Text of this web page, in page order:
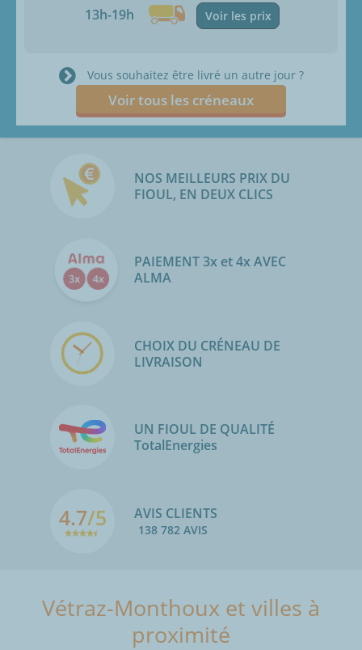
13h-19h Voir les prix
Vous souhaitez être livré un autre jour ?
Voir tous les créneaux
NOS MEILLEURS PRIX DU
FIOUL, EN DEUX CLICS
PAIEMENT 3x et 4x AVEC
ALMA
CHOIX DU CRÉNEAU DE
LIVRAISON
UN FIOUL DE QUALITÉ
TotalEnergies
4.7/5 AVIS CLIENTS
138 782 AVIS
Vétraz-Monthoux et villes à
proximité